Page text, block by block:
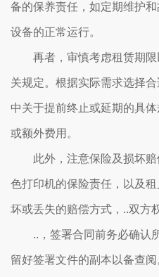
备的保养责任，如定期维护
设备的正常运行。
再者，审慎考虑租赁期
关规定。根据实际需求选择
中关于提前终止或延期的具
或额外费用。
此外，注意保险及损坏
色打印机的保险责任，以及
坏或丢失的赔偿方式，..双方
..，签署合同前务必确认
留好签署文件的副本以备查